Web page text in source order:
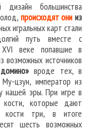
дизайн большинства
происходят они из
игральных карт стали
путь вместе с
XVI веке попавшие в
возможных источников
вроде тех, в
Му-цзун, император из
нашей эры. При игре в
кости, которые дают
кости три, в итоге
шесть возможных